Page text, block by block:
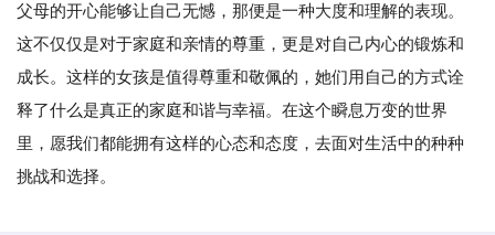
父母的开心能够让自己无憾，那便是一种大度和理解的表现。
这不仅仅是对于家庭和亲情的尊重，更是对自己内心的锻炼和
成长。这样的女孩是值得尊重和敬佩的，她们用自己的方式诠
释了什么是真正的家庭和谐与幸福。在这个瞬息万变的世界
里，愿我们都能拥有这样的心态和态度，去面对生活中的种种
挑战和选择。